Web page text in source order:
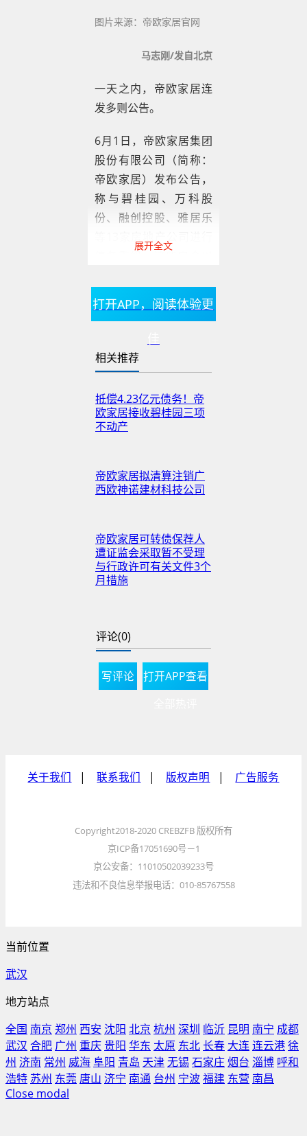
图片来源：帝欧家居官网
马志刚/发自北京
一天之内，帝欧家居连
发多则公告。
6月1日，帝欧家居集团
股份有限公司（简称：
帝欧家居）发布公告，
称与碧桂园、万科股
份、融创控股、雅居乐
房，抵偿所欠付帝欧家
居的货款共计约2.20亿
另一则公告则宣布，帝
保，从银行贷款不超过2
亿元。贷得资金将专项
神诺陶瓷有限公司（简
图片来源：帝欧家居公告
露出企业的现金流紧张
士向中房报京津冀分析
称。
同日发布的另外一份公
公司的未弥补亏损已超
过实收股本总额的三分
之一。
展开全文
打开APP，阅读体验更
相关推荐
抵偿4.23亿元债务！帝
欧家居接收碧桂园三项
不动产
帝欧家居拟清算注销广
西欧神诺建材科技公司
帝欧家居可转债保荐人
遭证监会采取暂不受理
与行政许可有关文件3个
月措施
评论(0)
写评论
打开APP查看
关于我们 |联系我们 | 版权声明 | 广告服务
Copyright2018-2020 CREBZFB 版权所有
京ICP备17051690号－1
京公安备：11010502039233号
违法和不良信息举报电话：010-85767558
当前位置
武汉
地方站点
全国 南京 郑州 西安 沈阳 北京 杭州 深圳 临沂 昆明 南宁 成都
武汉 合肥 广州 重庆贵阳 华东 太原 东北长春 大连连云港徐
州 济南 常州 威海阜阳 青岛 天津无锡 石家庄烟台 淄博 呼和
浩特 苏州 东莞 唐山 济宁 南通 台州 宁波福建 东营 南昌
Close modal